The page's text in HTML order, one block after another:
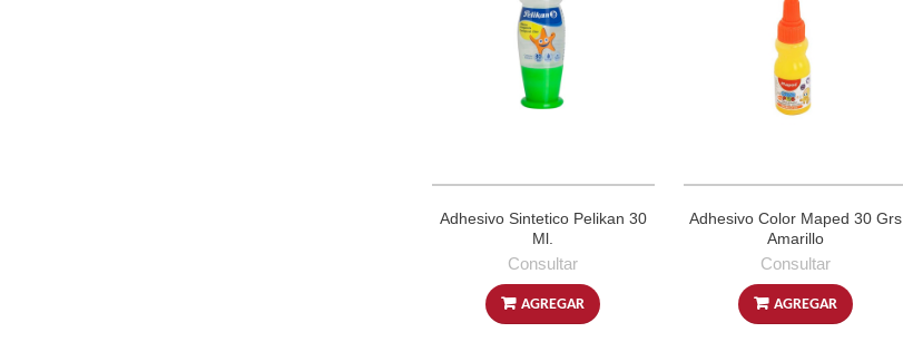
Adhesivo Sintetico Pelikan 30
Ml.
Consultar
AGREGAR
Adhesivo Color Maped 30 Grs
Amarillo
Consultar
AGREGAR